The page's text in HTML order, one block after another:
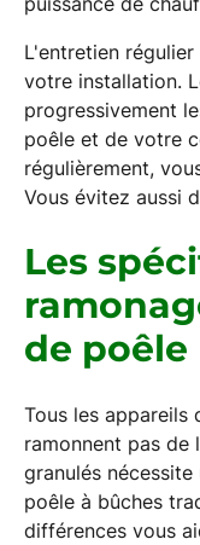
L'entretien
votre installation.
progressivement
poêle et de votre
régulièrement,
Vous évitez aussi
Les
de poêle
Tous les appareils
ramonnent pas de
granulés
poêle à bûches
différences vous